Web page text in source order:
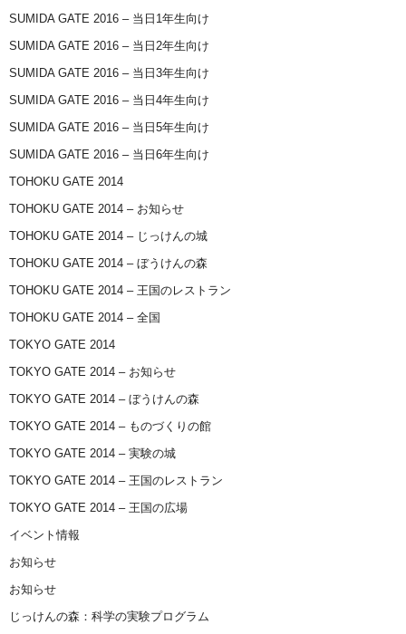
SUMIDA GATE 2016 – 当日1年生向け
SUMIDA GATE 2016 – 当日2年生向け
SUMIDA GATE 2016 – 当日3年生向け
SUMIDA GATE 2016 – 当日4年生向け
SUMIDA GATE 2016 – 当日5年生向け
SUMIDA GATE 2016 – 当日6年生向け
TOHOKU GATE 2014
TOHOKU GATE 2014 – お知らせ
TOHOKU GATE 2014 – じっけんの城
TOHOKU GATE 2014 – ぼうけんの森
TOHOKU GATE 2014 – 王国のレストラン
TOHOKU GATE 2014 – 全国
TOKYO GATE 2014
TOKYO GATE 2014 – お知らせ
TOKYO GATE 2014 – ぼうけんの森
TOKYO GATE 2014 – ものづくりの館
TOKYO GATE 2014 – 実験の城
TOKYO GATE 2014 – 王国のレストラン
TOKYO GATE 2014 – 王国の広場
イベント情報
お知らせ
お知らせ
じっけんの森：科学の実験プログラム